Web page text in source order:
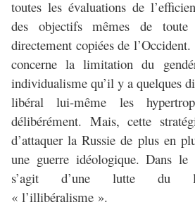
toutes les évaluations de
des objectifs mêmes de toute
directement copiées de l’Occident.
concerne la limitation du
individualisme qu’il y a quelques
libéral lui-même les
délibérément. Mais, cette
d’attaquer la Russie de plus en
une guerre idéologique. Dans
s’agit d’une lutte du
« l’illibéralisme ».